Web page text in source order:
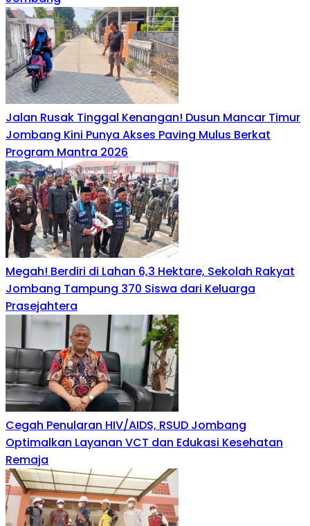
Jalan Rusak Tinggal Kenangan! Dusun Mancar Timur
Jombang Kini Punya Akses Paving Mulus Berkat
Program Mantra 2026
Megah! Berdiri di Lahan 6,3 Hektare, Sekolah Rakyat
Jombang Tampung 370 Siswa dari Keluarga
Prasejahtera
Cegah Penularan HIV/AIDS, RSUD Jombang
Optimalkan Layanan VCT dan Edukasi Kesehatan
Remaja